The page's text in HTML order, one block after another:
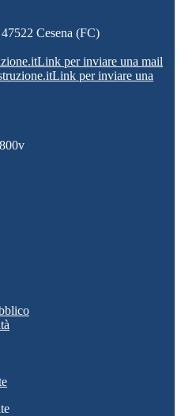
Cesena (FC)
Link per inviare una mail
Link per inviare una